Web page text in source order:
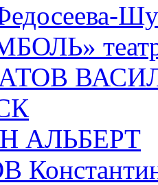
АЛЬБЕРТ